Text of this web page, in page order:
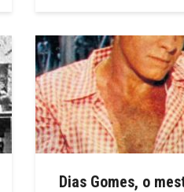
Dias Gomes, o